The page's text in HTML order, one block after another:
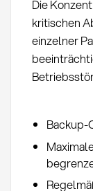
Die
kritischen
einzelner
Backup-